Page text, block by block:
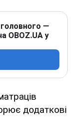
—
OBOZ.UA у
додаткові